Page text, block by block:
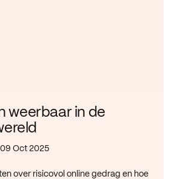
weerbaar in de
Oct 2025
over risicovol online gedrag en hoe